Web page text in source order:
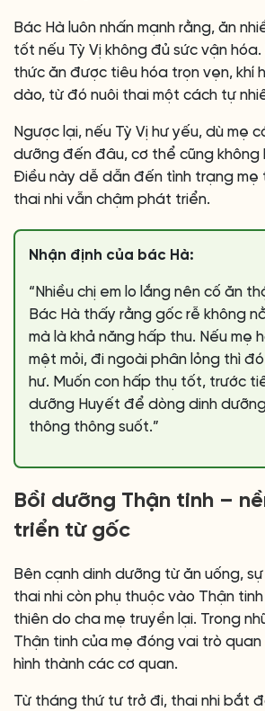
Bác Hà luôn nhấn mạnh rằng, ăn
tốt nếu Tỳ Vị không đủ sức vận hóa.
thức ăn được tiêu hóa trọn vẹn, khí
dào, từ đó nuôi thai một cách tự
Ngược lại, nếu Tỳ Vị hư yếu, dù mẹ
dưỡng đến đâu, cơ thể cũng không
Điều này dễ dẫn đến tình trạng mẹ
thai nhi vẫn chậm phát triển.
Nhận định của bác Hà:
“Nhiều chị em lo lắng nên cố ăn
Bác Hà thấy rằng gốc rễ không
mà là khả năng hấp thu. Nếu mẹ
mệt mỏi, đi ngoài phân lỏng thì
hư. Muốn con hấp thụ tốt, trước
dưỡng Huyết để dòng dinh
thông thông suốt.”
Bồi dưỡng Thận tinh –
triển từ gốc
Bên cạnh dinh dưỡng từ ăn uống,
thai nhi còn phụ thuộc vào Thận
thiên do cha mẹ truyền lại. Trong
Thận tinh của mẹ đóng vai trò
hình thành các cơ quan.
Từ tháng thứ tư trở đi, thai nhi bắt